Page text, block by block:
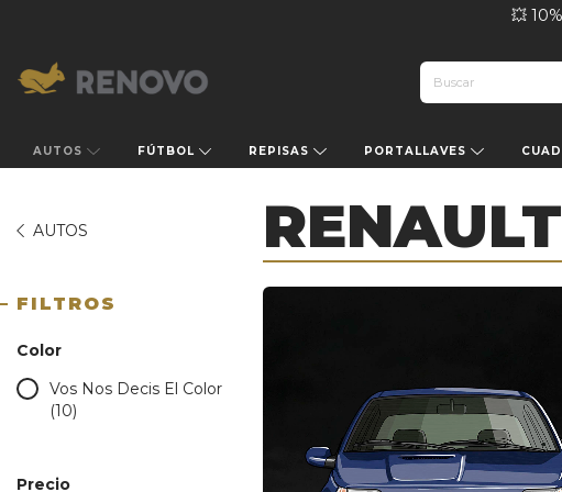
💥
AUTOS FÚTBOL REPISAS PORTALLAVES
AUTOS
FILTROS
Color
Vos Nos Decis El Color
(10)
Precio
RENAULT